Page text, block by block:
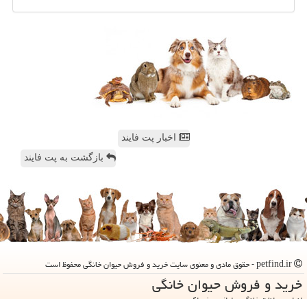
اخبار پت فایند
بازگشت به پت فایند
خرید و فروش حیوان خانگی